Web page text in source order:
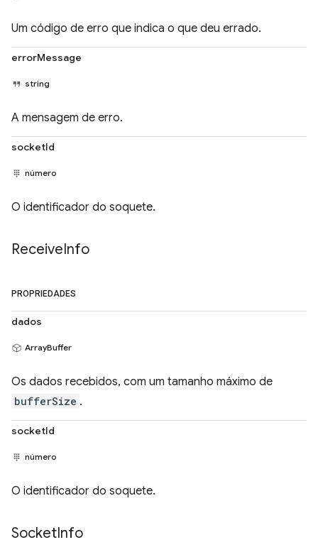
Um código de erro que indica o que deu errado.
errorMessage
string
A mensagem de erro.
socketId
número
O identificador do soquete.
ReceiveInfo
PROPRIEDADES
dados
ArrayBuffer
Os dados recebidos, com um tamanho máximo de
bufferSize .
socketId
número
O identificador do soquete.
SocketInfo